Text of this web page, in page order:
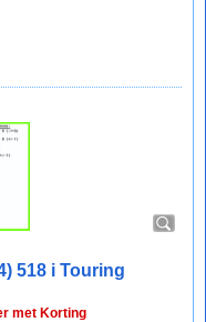
518 i Touring
met Korting